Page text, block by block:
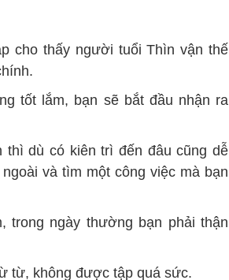
cho thấy người tuổi Thìn vận thế
tốt lắm, bạn sẽ bắt đầu nhận ra
thì dù có kiên trì đến đâu cũng dễ
và tìm một công việc mà bạn
trong ngày thường bạn phải thận
từ, không được tập quá sức.